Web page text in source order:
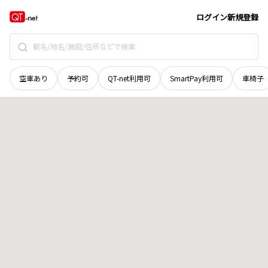
ログイン新規登録
空車あり 予約可 QT-net利用可 SmartPay利用可 車椅子
和歌山県